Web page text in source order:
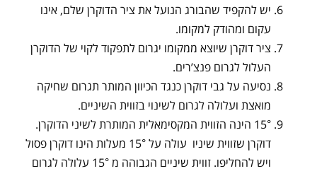
יש להקפיד שהבורג הנועל את ציר הדוקרן שלם, אינו
עקום ומהודק למקומו.
ציר דוקרן שיוצא ממקומו יגרום לתפקוד לקוי של הדוקרן
העלול לגרום פנצ’רים.
נסיעה על גבי דוקרן כנגד הכיוון המותר תגרום שחיקה
מואצת ועלולה לגרום לשינוי בזווית השיניים.
15° הינה הזווית המקסימאלית המותרת לשיני הדוקרן.
דוקרן שזווית שיניו עולה על 15° מעלות הינו דוקרן פסול
ויש להחליפו. זווית שיניים הגבוהה מ 15° עלולה לגרום